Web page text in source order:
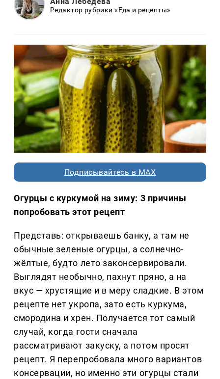
Редактор рубрики «Еда и рецепты»
Подписывайтесь в MAX
Огурцы с куркумой на зиму: 3 причины
попробовать этот рецепт
Представь: открываешь банку, а там не
обычные зеленые огурцы, а солнечно-
жёлтые, будто лето законсервировали.
Выглядят необычно, пахнут пряно, а на
вкус — хрустящие и в меру сладкие. В этом
рецепте нет укропа, зато есть куркума,
смородина и хрен. Получается тот самый
случай, когда гости сначала
рассматривают закуску, а потом просят
рецепт. Я перепробовала много вариантов
консервации, но именно эти огурцы стали